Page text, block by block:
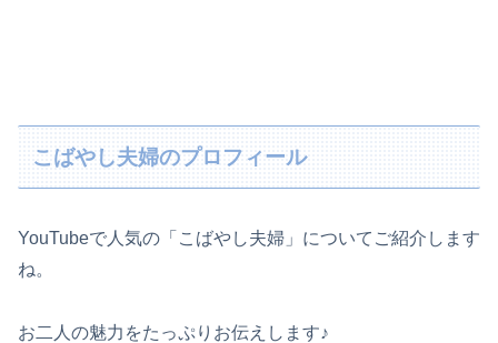
こばやし夫婦のプロフィール
YouTubeで人気の「こばやし夫婦」についてご紹介します
ね。
お二人の魅力をたっぷりお伝えします♪